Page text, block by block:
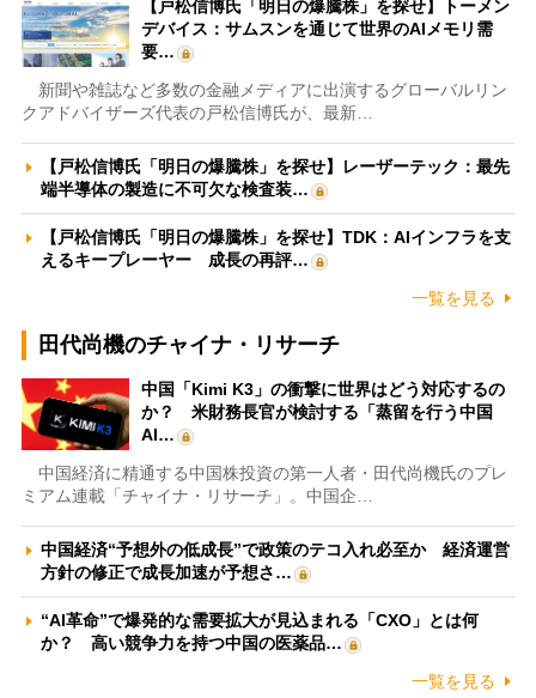
【戸松信博氏「明日の爆騰株」を探せ】トーメン
デバイス：サムスンを通じて世界のAIメモリ需
要…
新聞や雑誌など多数の金融メディアに出演するグローバルリン
クアドバイザーズ代表の戸松信博氏が、最新…
【戸松信博氏「明日の爆騰株」を探せ】レーザーテック：最先
端半導体の製造に不可欠な検査装…
【戸松信博氏「明日の爆騰株」を探せ】TDK：AIインフラを支
えるキープレーヤー 成長の再評…
一覧を見る
田代尚機のチャイナ・リサーチ
中国「Kimi K3」の衝撃に世界はどう対応するの
か？ 米財務長官が検討する「蒸留を行う中国
AI…
中国経済に精通する中国株投資の第一人者・田代尚機氏のプレ
ミアム連載「チャイナ・リサーチ」。中国企…
中国経済“予想外の低成長”で政策のテコ入れ必至か 経済運営
方針の修正で成長加速が予想さ…
“AI革命”で爆発的な需要拡大が見込まれる「CXO」とは何
か？ 高い競争力を持つ中国の医薬品…
一覧を見る